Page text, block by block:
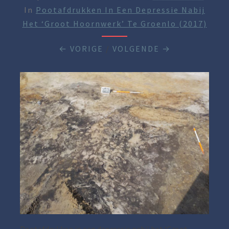
In Pootafdrukken In Een Depressie Nabij
Het ‘Groot Hoornwerk’ Te Groenlo (2017)
← VORIGE / VOLGENDE →